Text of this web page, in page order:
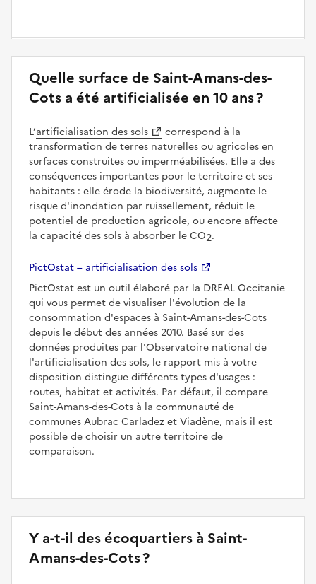
Quelle surface de Saint-Amans-des-
Cots a été artificialisée en 10 ans ?
L’artificialisation des sols
correspond à la
transformation de terres naturelles ou agricoles en
surfaces construites ou imperméabilisées. Elle a des
conséquences importantes pour le territoire et ses
habitants : elle érode la biodiversité, augmente le
risque d'inondation par ruissellement, réduit le
potentiel de production agricole, ou encore affecte
la capacité des sols à absorber le CO2.
PictOstat – artificialisation des sols
PictOstat est un outil élaboré par la DREAL Occitanie
qui vous permet de visualiser l'évolution de la
consommation d'espaces à Saint-Amans-des-Cots
depuis le début des années 2010. Basé sur des
données produites par l'Observatoire national de
l'artificialisation des sols, le rapport mis à votre
disposition distingue différents types d'usages :
routes, habitat et activités. Par défaut, il compare
Saint-Amans-des-Cots à la communauté de
communes Aubrac Carladez et Viadène, mais il est
possible de choisir un autre territoire de
comparaison.
Y a-t-il des écoquartiers à Saint-
Amans-des-Cots ?